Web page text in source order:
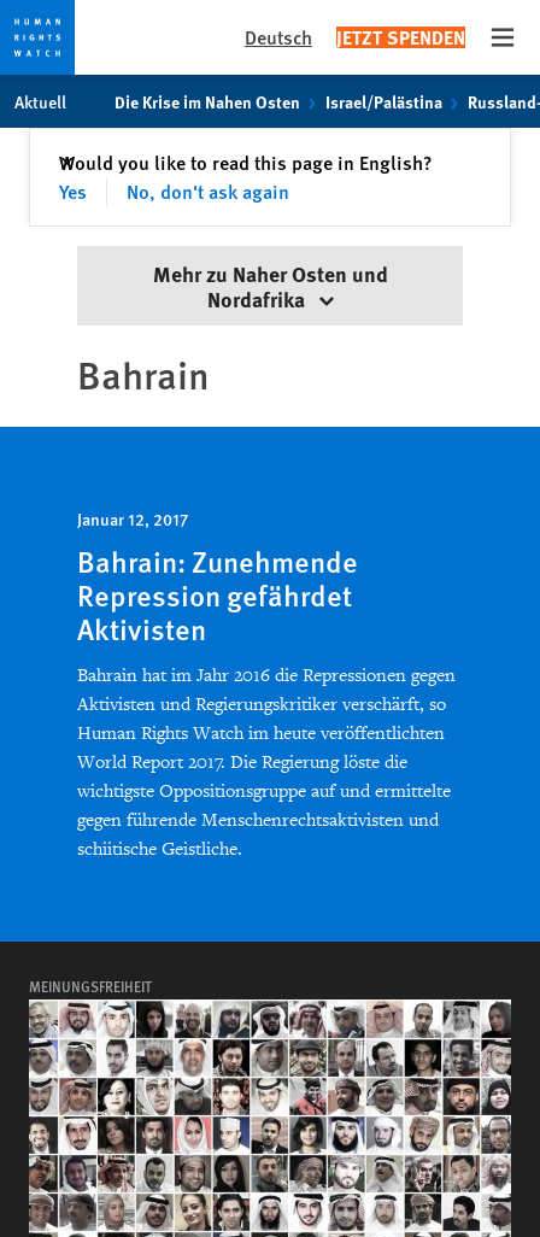
Skip
to
Skip
to
content
Deutsch JETZT SPENDEN
Aktuell Die Krise im Nahen Osten Israel/Palästina
Would you like to read this page in English?
Yes
No, don't ask again
✕Schließen
Mehr zu Naher Osten und
Nordafrika
Bahrain
Januar 12, 2017
Bahrain: Zunehmende
Repression gefährdet
Aktivisten
Bahrain hat im Jahr 2016 die Repressionen gegen
Aktivisten und Regierungskritiker verschärft, so
Human Rights Watch im heute veröffentlichten
World Report 2017. Die Regierung löste die
wichtigste Oppositionsgruppe auf und ermittelte
gegen führende Menschenrechtsaktivisten und
schiitische Geistliche.
MEINUNGSFREIHEIT